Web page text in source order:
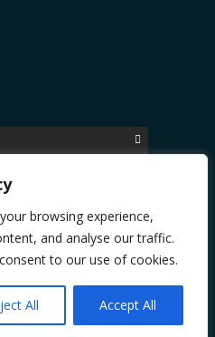
browsing experience,
and analyse our traffic.
to our use of cookies.
All Accept All
Viata lui Eminescu (Necenzurat).